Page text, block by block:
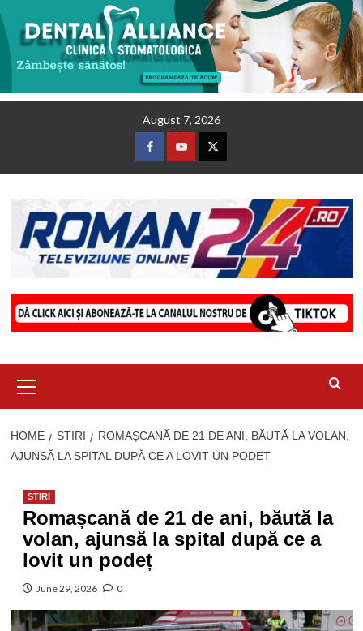
August 7, 2026
FacebookYoutubeTwitter
Menu
HOME STIRI
ROMAȘCANĂ DE 21 DE ANI, BĂUTĂ LA VOLAN,
AJUNSĂ LA SPITAL DUPĂ CE A LOVIT UN PODEȚ
STIRI
Romașcană de 21 de ani, băută la
volan, ajunsă la spital după ce a
lovit un podeț
June 29, 2026 0